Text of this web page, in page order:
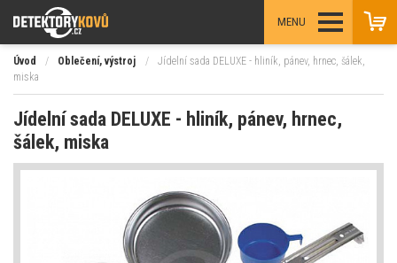
MENU
Úvod / Oblečení, výstroj /
Jídelní sada DELUXE - hliník, pánev, hrnec, šálek,
miska
Jídelní sada DELUXE - hliník, pánev, hrnec,
šálek, miska